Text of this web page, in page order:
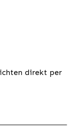
direkt per